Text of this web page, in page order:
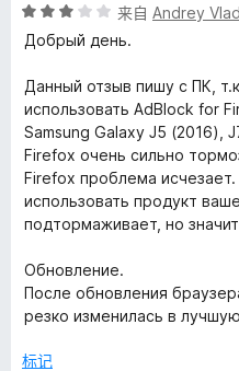
告
过
滤
器
版
的
评
分
5
来自 Andrey
Добрый день.
Данный отзыв пишу с ПК,
использовать AdBlock for
Samsung Galaxy J5 (2016),
Firefox очень сильно
Firefox проблема
использовать продукт
подтормаживает, но
Обновление.
После обновления
резко изменилась в
标记